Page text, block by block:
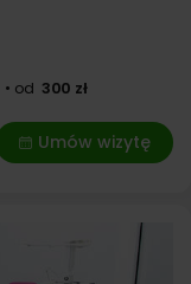
od 300 zł
Umów wizytę